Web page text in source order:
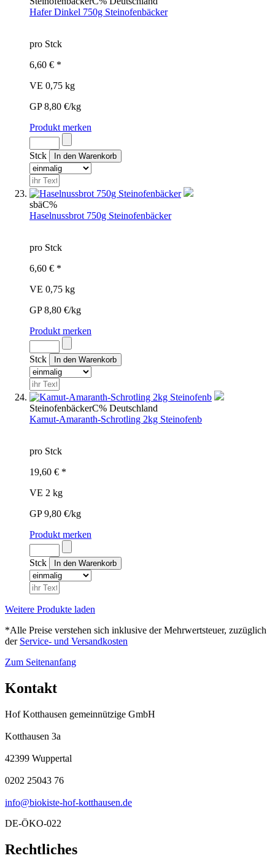
Hafer Dinkel 750g Steinofenbäcker
pro Stck
6,60 € *
VE 0,75 kg
GP 8,80 €/kg
Produkt merken
Stck
sbäC%
Haselnussbrot 750g Steinofenbäcker
pro Stck
6,60 € *
VE 0,75 kg
GP 8,80 €/kg
Produkt merken
Stck
SteinofenbäckerC% Deutschland
Kamut-Amaranth-Schrotling 2kg Steinofenb
pro Stck
19,60 € *
VE 2 kg
GP 9,80 €/kg
Produkt merken
Stck
Weitere Produkte laden
*Alle Preise verstehen sich inklusive der Mehrwertsteuer, zuzüglich
der Service- und Versandkosten
Zum Seitenanfang
Kontakt
Hof Kotthausen gemeinnützige GmbH
Kotthausen 3a
42399 Wuppertal
0202 25043 76
info@biokiste-hof-kotthausen.de
DE-ÖKO-022
Rechtliches